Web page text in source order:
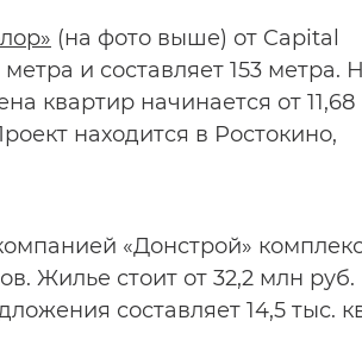
(на фото выше) от Capital
и составляет 153 метра.
квартир начинается от 11,68
находится в Ростокино,
«Донстрой»
Жилье стоит от 32,2 млн руб.
составляет 14,5 тыс.